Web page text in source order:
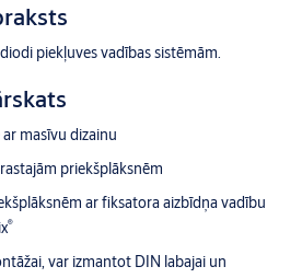
piekļuves vadības sistēmām.
masīvu dizainu
priekšplāksnēm
ar fiksatora aizbīdņa vadību
®
var izmantot DIN labajai un